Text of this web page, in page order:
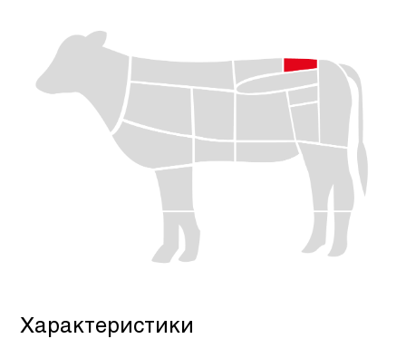
Характеристики